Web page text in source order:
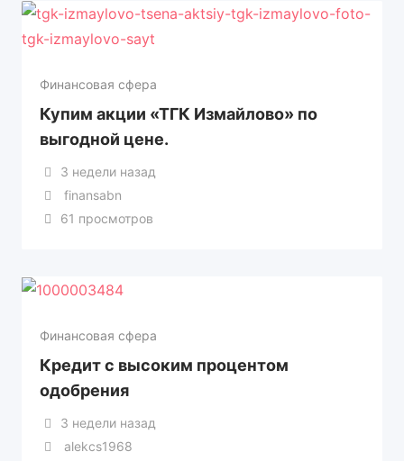
Финансовая сфера
Купим акции «ТГК Измайлово» по
выгодной цене.
3 недели назад
finansabn
61 просмотров
Финансовая сфера
Кредит с высоким процентом
одобрения
3 недели назад
alekcs1968